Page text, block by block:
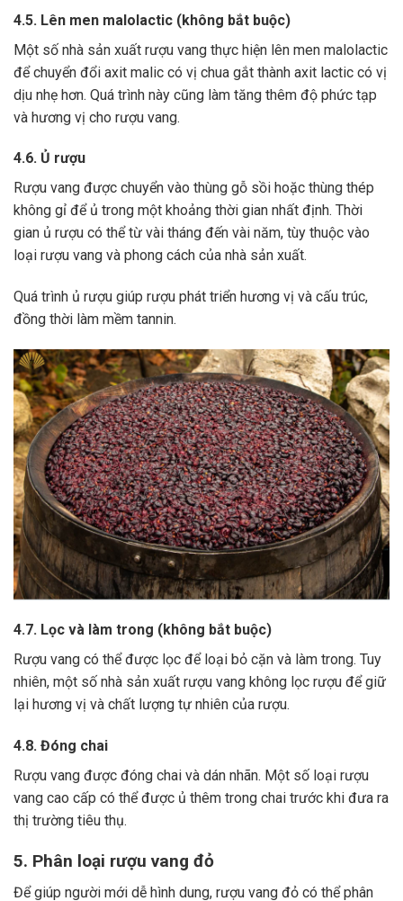
4.5. Lên men malolactic (không bắt buộc)
Một số nhà sản xuất rượu vang thực hiện lên men malolactic
để chuyển đổi axit malic có vị chua gắt thành axit lactic có vị
dịu nhẹ hơn. Quá trình này cũng làm tăng thêm độ phức tạp
và hương vị cho rượu vang.
4.6. Ủ rượu
Rượu vang được chuyển vào thùng gỗ sồi hoặc thùng thép
không gỉ để ủ trong một khoảng thời gian nhất định. Thời
gian ủ rượu có thể từ vài tháng đến vài năm, tùy thuộc vào
loại rượu vang và phong cách của nhà sản xuất.
Quá trình ủ rượu giúp rượu phát triển hương vị và cấu trúc,
đồng thời làm mềm tannin.
4.7. Lọc và làm trong (không bắt buộc)
Rượu vang có thể được lọc để loại bỏ cặn và làm trong. Tuy
nhiên, một số nhà sản xuất rượu vang không lọc rượu để giữ
lại hương vị và chất lượng tự nhiên của rượu.
4.8. Đóng chai
Rượu vang được đóng chai và dán nhãn. Một số loại rượu
vang cao cấp có thể được ủ thêm trong chai trước khi đưa ra
thị trường tiêu thụ.
5. Phân loại rượu vang đỏ
Để giúp người mới dễ hình dung, rượu vang đỏ có thể phân